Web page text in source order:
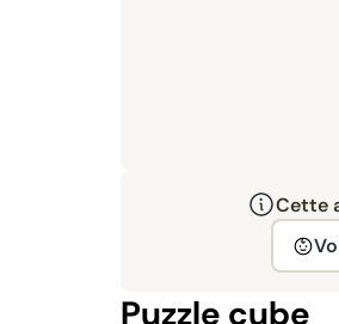
Cette
Puzzle cube